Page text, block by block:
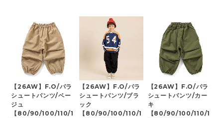
【26AW】F.O/パラ
シュートパンツ/ベー
ジュ
【80/90/100/110/1
【26AW】F.O/パラ
シュートパンツ/ブラ
ック
【80/90/100/110/1
【26AW】F.O/パラ
シュートパンツ/カー
キ
【80/90/100/110/1